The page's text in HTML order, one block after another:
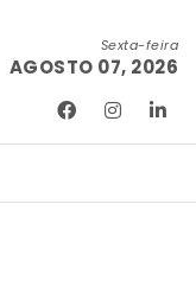
Sexta-feira
AGOSTO 07, 2026